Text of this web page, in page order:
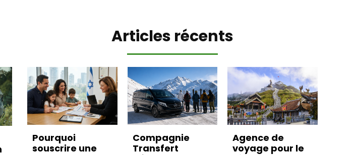
Articles récents
Pourquoi
souscrire une
Compagnie
Transfert
Agence de
voyage pour le